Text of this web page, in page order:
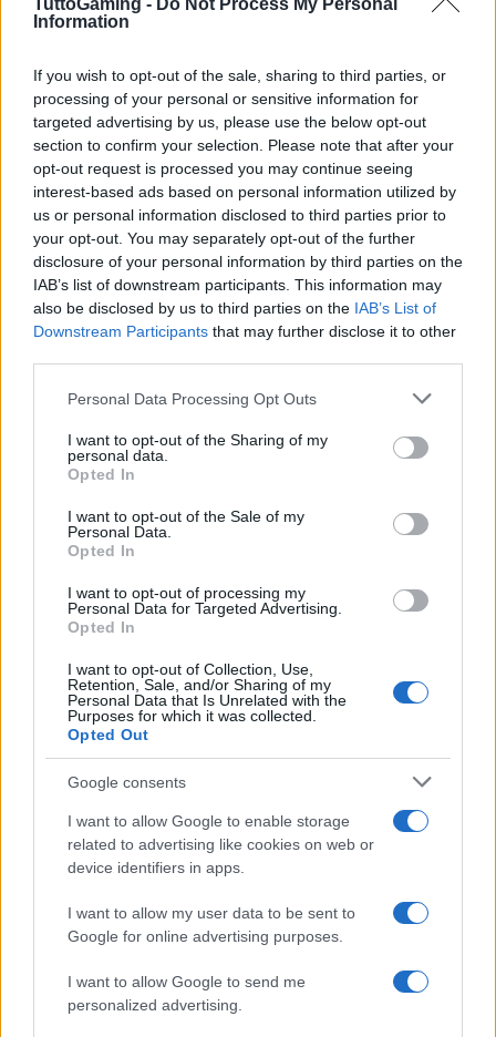
TuttoGaming - Do Not Process My Personal
Information
If you wish to opt-out of the sale, sharing to third parties, or
processing of your personal or sensitive information for
targeted advertising by us, please use the below opt-out
section to confirm your selection. Please note that after your
opt-out request is processed you may continue seeing
interest-based ads based on personal information utilized by
us or personal information disclosed to third parties prior to
your opt-out. You may separately opt-out of the further
disclosure of your personal information by third parties on the
IAB’s list of downstream participants. This information may
also be disclosed by us to third parties on the IAB’s List of
Downstream Participants that may further disclose it to other
Please note that this website/app uses one or more Google
not limited to your visit or usage behaviour. You may click to
grant or deny consent to Google and its third-party tags to
use your data for below specified purposes in below Google
consent section.
Personal Data Processing Opt Outs
I want to opt-out of the Sharing of my
personal data.
Opted In
I want to opt-out of the Sale of my
Personal Data.
Opted In
I want to opt-out of processing my
Personal Data for Targeted Advertising.
Opted In
I want to opt-out of Collection, Use,
Retention, Sale, and/or Sharing of my
Personal Data that Is Unrelated with the
Purposes for which it was collected.
Opted Out
Google consents
I want to allow Google to enable storage
related to advertising like cookies on web or
device identifiers in apps.
I want to allow my user data to be sent to
Google for online advertising purposes.
I want to allow Google to send me
personalized advertising.
AUTORE
Continua a leggere